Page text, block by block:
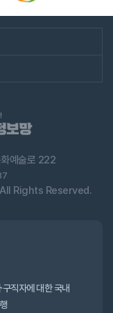
예술로 222
Rights Reserved.
직자에 대한 국내